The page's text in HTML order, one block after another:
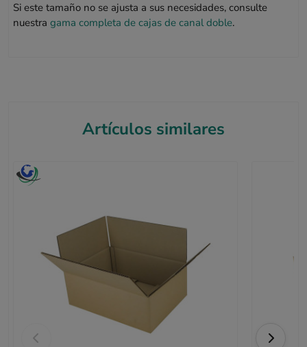
Si este tamaño no se ajusta a sus necesidades, consulte
nuestragama completa de cajas de canal doble.
Artículos similares